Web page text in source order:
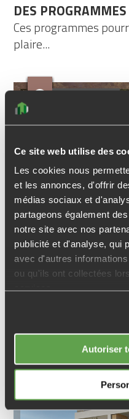
Ce site web utilise des
Les cookies nous
et les annonces, d'offrir
médias sociaux et
partageons également
notre site avec nos
publicité et d'analyse, qui
avec d'autres
ou qu'ils ont collectées
services.
Autoriser
DES
Ces programmes
plaire...
38
VOIRON